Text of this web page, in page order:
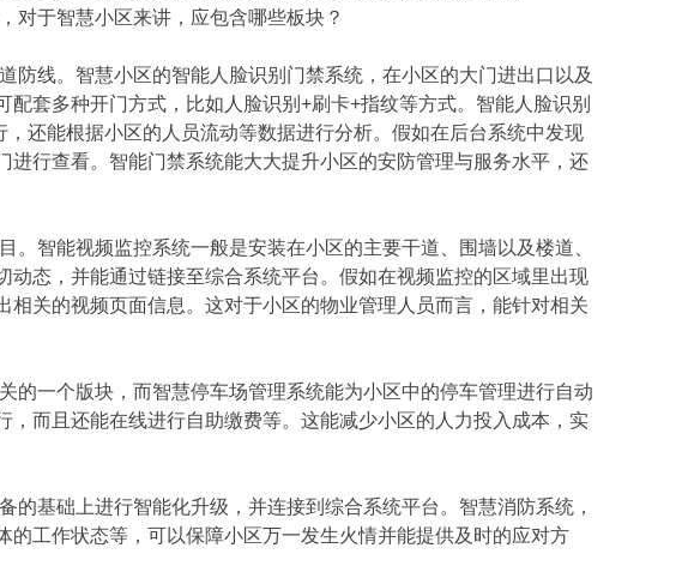
于智慧小区来讲，应包含哪些板块？
线。智慧小区的智能人脸识别门禁系统，在小区的大门进出口以及
套多种开门方式，比如人脸识别+刷卡+指纹等方式。智能人脸识别
还能根据小区的人员流动等数据进行分析。假如在后台系统中发现
行查看。智能门禁系统能大大提升小区的安防管理与服务水平，还
智能视频监控系统一般是安装在小区的主要干道、围墙以及楼道、
态，并能通过链接至综合系统平台。假如在视频监控的区域里出现
关的视频页面信息。这对于小区的物业管理人员而言，能针对相关
一个版块，而智慧停车场管理系统能为小区中的停车管理进行自动
而且还能在线进行自助缴费等。这能减少小区的人力投入成本，实
基础上进行智能化升级，并连接到综合系统平台。智慧消防系统，
工作状态等，可以保障小区万一发生火情并能提供及时的应对方